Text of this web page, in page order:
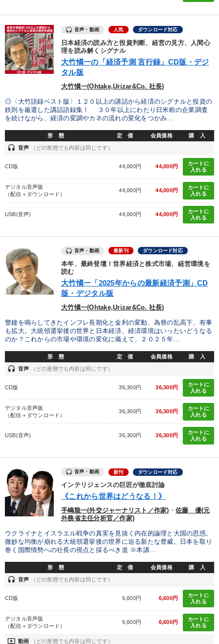
音声・動画 人気 ダウンロード対応
日本経済の読み方と投資判断、経営の見方、人間心
理を読み解くシグナル
大竹愼一の「経済予測 言行録」CD版・デジ
タル版
大竹愼一(Ohtake,Urizar&Co. 社長)
◎〈大竹語録ベスト版〉１２０以上の講話から経済のシグナルと投資の
鉄則を厳選した講話語録集！ ３０年以上にわたり日米欧の企業調査
を続けながら、経済の変調やカネの流れの変化をつかみ...
形 態 定 価 会員価格 購 入
headset 音声 （どの形態でも内容は同じです）
CD版 44,000円 44,000円
カートに
入れる
デジタル音声版
（配信＋ダウンロード）
44,000円 44,000円
カートに
入れる
USB(音声) 44,000円 44,000円
カートに
入れる
音声・動画 最新刊 ダウンロード対応
本年、最終登壇！世界経済と株式市場、経営環境を
読む
大竹愼一「2025年からの最新経済予測」CD
版・デジタル版
大竹愼一(Ohtake,Urizar&Co. 社長)
警鐘を鳴らしてきたインフレ長期化と金利の変動、為替の乱高下、有事
も拡大。大統領選挙後の世界と日本経済、経済環境はいったいどうなる
のか？これからの市場や環境の変化に備えて、２０２５年...
形 態 定 価 会員価格 購 入
headset 音声 （どの形態でも内容は同じです）
CD版 36,300円 36,300円
カートに
入れる
デジタル音声版
（配信＋ダウンロード）
36,300円 36,300円
カートに
入れる
USB(音声) 36,300円 36,300円
カートに
入れる
音声・動画 新刊 ダウンロード対応
インテリジェンスの巨匠が徹底討論
《これから世界はどうなる！》
手嶋龍一(外交ジャーナリスト／作家) ・ 佐藤 優(元
外務省主任分析官／作家)
ウクライナとイスラエル戦争の真実を見抜く内在的論理と大国の思惑。
微妙な均衡が崩れる大統領選挙後の世界に迫る新たな脅威。日本を取り
巻く国際情勢への社長の視点と採るべき道 ※本講...
形 態 定 価 会員価格 購 入
headset 音声 （どの形態でも内容は同じです）
CD版 6,600円 6,600円
カートに
入れる
デジタル音声版
（配信＋ダウンロード）
6,600円 6,600円
カートに
入れる
ondemand_video 動画 （どの形態でも内容は同じです）